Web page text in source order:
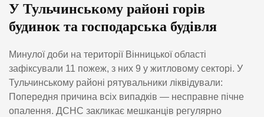
У Тульчинському районі горів
будинок та господарська будівля
Минулої доби на території Вінницької області
зафіксували 11 пожеж, з них 9 у житловому секторі. У
Тульчинському районі рятувальники ліквідували:
Попередня причина всіх випадків — несправне пічне
опалення. ДСНС закликає мешканців регулярно